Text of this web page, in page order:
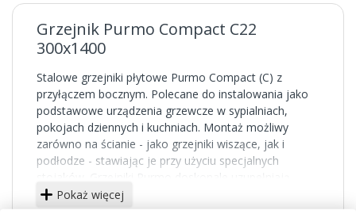
Grzejnik Purmo Compact C22
300x1400
Stalowe grzejniki płytowe Purmo Compact (C) z
przyłączem bocznym. Polecane do instalowania jako
podstawowe urządzenia grzewcze w sypialniach,
pokojach dziennych i kuchniach. Montaż możliwy
zarówno na ścianie - jako grzejniki wiszące, jak i
podłodze - stawiając je przy użyciu specjalnych
stojaków. Grzejniki Purmo doskonale uzupełniają
domową instalację grzewczą.
Pokaż więcej